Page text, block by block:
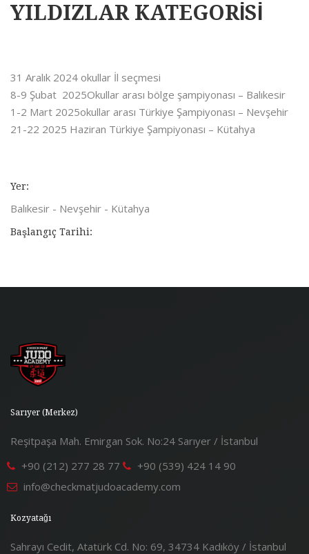
YILDIZLAR KATEGORİSİ
31 Aralık 2024 okullar İl seçmesi
8-9 Şubat 2025Okullar arası bölge şampiyonası – Balıkesir
1-2 Mart 2025okullar arası Türkiye Şampiyonası – Nevşehir
21-22 2025 Haziran Türkiye Şampiyonası – Kütahya
Yer:
Balıkesir - Nevşehir - Kütahya
Başlangıç Tarihi:
Sarıyer (Merkez)
Reşitpaşa Mah. Emirgan Sok. No:24 Sarıyer / İstanbul
+90 (212) 277 28 77
+90 (539) 424 14 90
info@checkmatjudoacademy.com
Kozyatağı
Sahrayı Cedit, Atatürk Cd. No: 69, 34734 Kadıköy / İstanbul